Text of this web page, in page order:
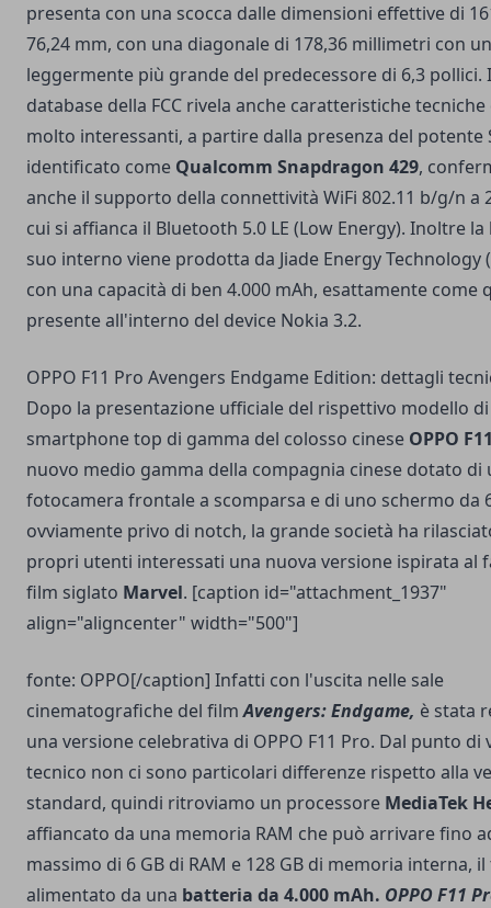
presenta con una scocca dalle dimensioni effettive di
76,24 mm, con una diagonale di 178,36 millimetri con
leggermente più grande del predecessore di 6,3 pollici.
database della FCC rivela anche caratteristiche
molto interessanti, a partire dalla presenza del potente
identificato come Qualcomm Snapdragon 429,
anche il supporto della connettività WiFi 802.11 b/g/n a
cui si affianca il Bluetooth 5.0 LE (Low Energy). Inoltre
suo interno viene prodotta da Jiade Energy Technology
con una capacità di ben 4.000 mAh, esattamente come
presente all'interno del device Nokia 3.2.
OPPO F11 Pro Avengers Endgame Edition: dettagli
Dopo la presentazione ufficiale del rispettivo modello di
smartphone top di gamma del colosso cinese OPPO
nuovo medio gamma della compagnia cinese dotato di
fotocamera frontale a scomparsa e di uno schermo da
ovviamente privo di notch, la grande società ha
propri utenti interessati una nuova versione ispirata al
film siglato Marvel. [caption id="attachment_1937"
align="aligncenter" width="500"]
fonte: OPPO[/caption] Infatti con l'uscita nelle sale
cinematografiche del filmAvengers: Endgame, è stata
una versione celebrativa di OPPO F11 Pro. Dal punto di
tecnico non ci sono particolari differenze rispetto alla
standard, quindi ritroviamo un processore MediaTek
affiancato da una memoria RAM che può arrivare fino
massimo di 6 GB di RAM e 128 GB di memoria interna,
alimentato da una batteria da 4.000 mAh. OPPO F11